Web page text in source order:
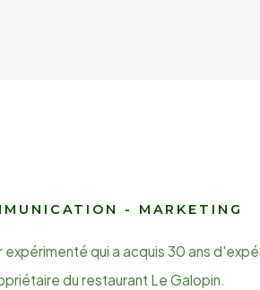
- MARKETING
qui a acquis 30 ans
du restaurant Le Galopin.